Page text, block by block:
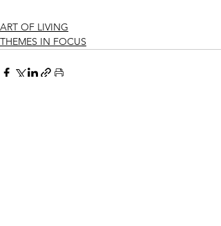
ART OF LIVING
THEMES IN FOCUS